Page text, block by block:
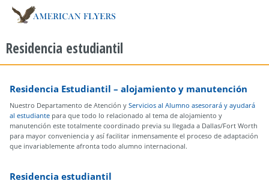
Residencia estudiantil
Residencia Estudiantil – alojamiento y manutención
Nuestro Departamento de Atención y Servicios al Alumno asesorará y ayudará
al estudiante para que todo lo relacionado al tema de alojamiento y
manutención este totalmente coordinado previa su llegada a Dallas/Fort Worth
para mayor conveniencia y así facilitar inmensamente el proceso de adaptación
que invariablemente afronta todo alumno internacional.
Residencia estudiantil